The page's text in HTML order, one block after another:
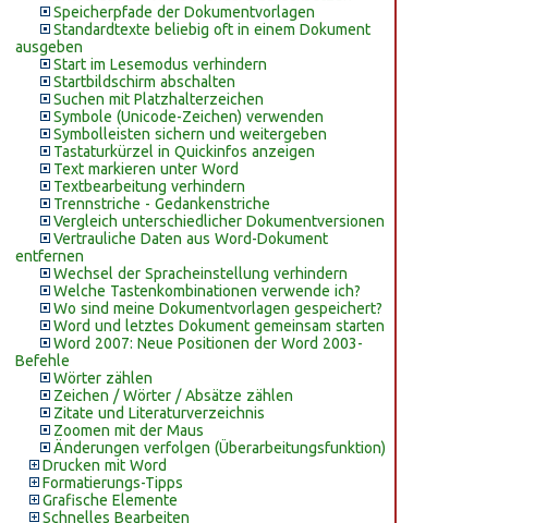
Speicherpfade der Dokumentvorlagen
Standardtexte beliebig oft in einem Dokument
ausgeben
Start im Lesemodus verhindern
Startbildschirm abschalten
Suchen mit Platzhalterzeichen
Symbole (Unicode-Zeichen) verwenden
Symbolleisten sichern und weitergeben
Tastaturkürzel in Quickinfos anzeigen
Text markieren unter Word
Textbearbeitung verhindern
Trennstriche - Gedankenstriche
Vergleich unterschiedlicher Dokumentversionen
Vertrauliche Daten aus Word-Dokument
entfernen
Wechsel der Spracheinstellung verhindern
Welche Tastenkombinationen verwende ich?
Wo sind meine Dokumentvorlagen gespeichert?
Word und letztes Dokument gemeinsam starten
Word 2007: Neue Positionen der Word 2003-
Befehle
Wörter zählen
Zeichen / Wörter / Absätze zählen
Zitate und Literaturverzeichnis
Zoomen mit der Maus
Änderungen verfolgen (Überarbeitungsfunktion)
Drucken mit Word
Formatierungs-Tipps
Grafische Elemente
Schnelles Bearbeiten